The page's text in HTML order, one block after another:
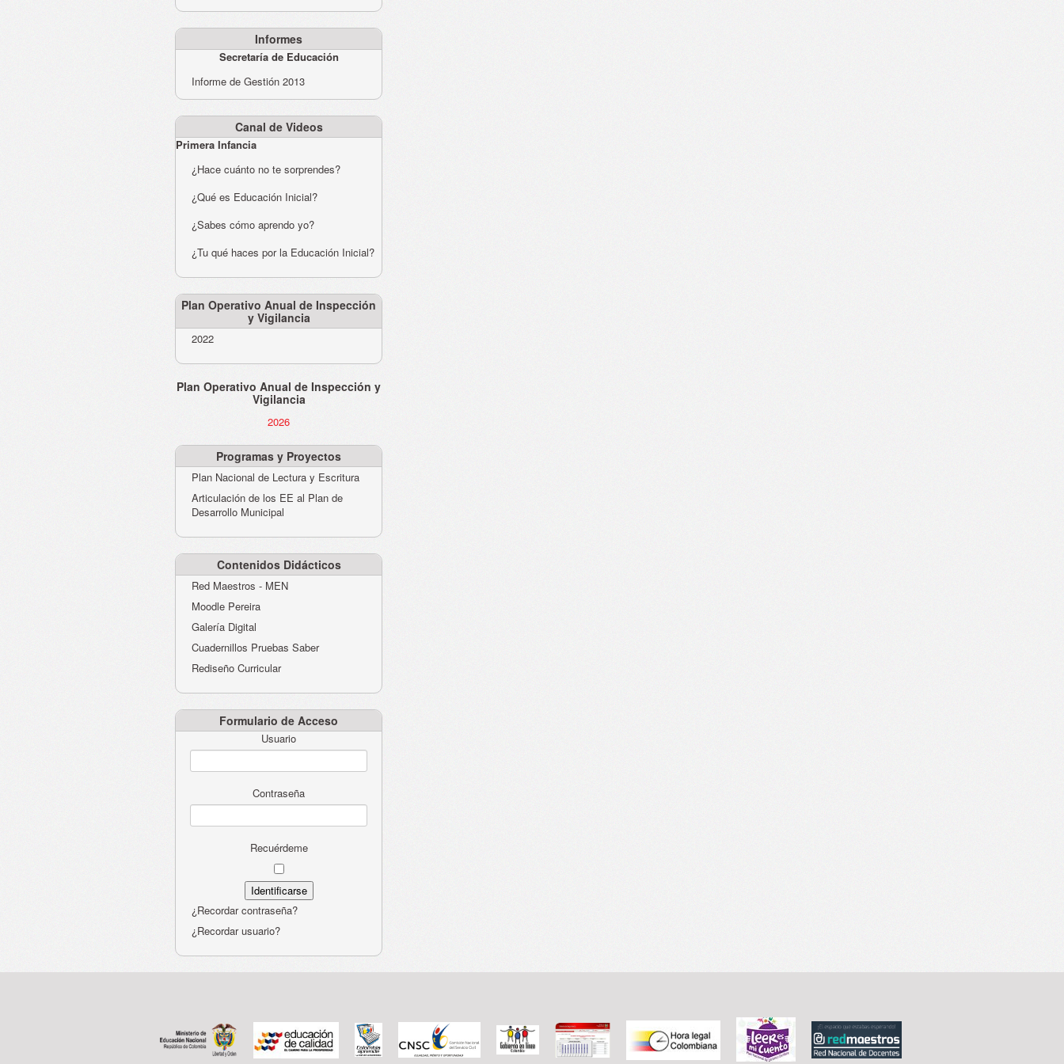
Informes
Secretaría de Educación
Informe de Gestión 2013
Canal de Videos
Primera Infancia
¿Hace cuánto no te sorprendes?
¿Qué es Educación Inicial?
¿Sabes cómo aprendo yo?
¿Tu qué haces por la Educación Inicial?
Plan Operativo Anual de Inspección
y Vigilancia
2022
Plan Operativo Anual de Inspección y
Vigilancia
2026
Programas y Proyectos
Plan Nacional de Lectura y Escritura
Articulación de los EE al Plan de
Desarrollo Municipal
Contenidos Didácticos
Red Maestros - MEN
Moodle Pereira
Galería Digital
Cuadernillos Pruebas Saber
Rediseño Curricular
Formulario de Acceso
Usuario
Contraseña
Recuérdeme
¿Recordar contraseña?
¿Recordar usuario?